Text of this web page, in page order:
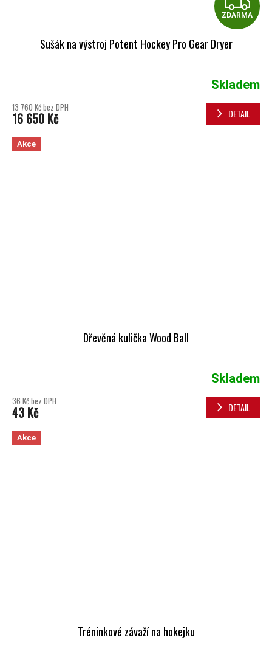
ZDARMA
Sušák na výstroj Potent Hockey Pro Gear Dryer
Skladem
13 760 Kč bez DPH
16 650 Kč DETAIL
Akce
Dřevěná kulička Wood Ball
Skladem
36 Kč bez DPH
43 Kč DETAIL
Akce
Tréninkové závaží na hokejku